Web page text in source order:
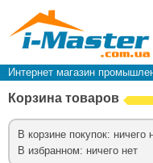
Интернет магазин
Корзина товаров
В корзине покупок: ничего
В избранном: ничего нет